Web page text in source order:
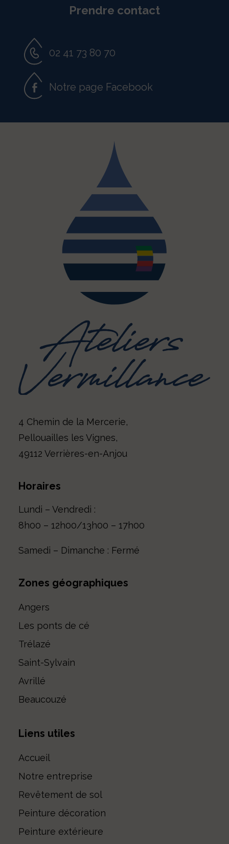
Prendre contact
02 41 73 80 70
Notre page Facebook
4 Chemin de la Mercerie,
Pellouailles les Vignes,
49112 Verrières-en-Anjou
Horaires
Lundi – Vendredi :
8h00 – 12h00/13h00 – 17h00
Samedi – Dimanche : Fermé
Zones géographiques
Angers
Les ponts de cé
Trélazé
Saint-Sylvain
Avrillé
Beaucouzé
Liens utiles
Accueil
Notre entreprise
Revêtement de sol
Peinture décoration
Peinture extérieure